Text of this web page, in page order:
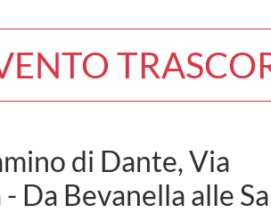
di Dante, Via
Da Bevanella alle